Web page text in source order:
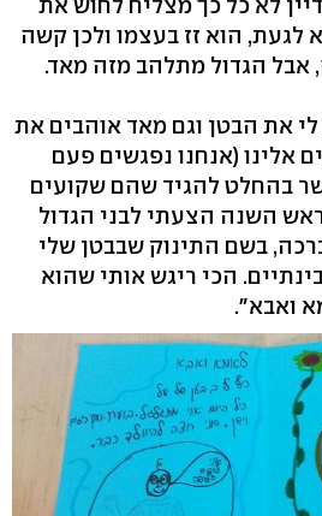
לגעת, הוא זז בעצמו ולכן קשה
אבל הגדול מתלהב מזה מאד.
את הבטן וגם מאד אוהבים את
אלינו (אנחנו נפגשים פעם
בהחלט להגיד שהם שקועים
השנה הצעתי לבני הגדול
בשם התינוק שבבטן שלי
הכי ריגש אותי שהוא
ואבא".